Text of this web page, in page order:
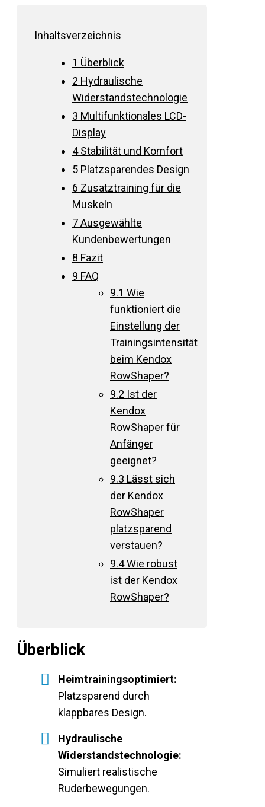
Inhaltsverzeichnis
1 Überblick
2 Hydraulische
Widerstandstechnologie
3 Multifunktionales LCD-
Display
4Stabilität und Komfort
5 Platzsparendes Design
6 Zusatztraining für die
Muskeln
7Ausgewählte
Kundenbewertungen
8 Fazit
9 FAQ
9.1 Wie
funktioniert die
Einstellung der
Trainingsintensität
beim Kendox
RowShaper?
9.2 Ist der
Kendox
RowShaper für
Anfänger
geeignet?
9.3 Lässt sich
der Kendox
RowShaper
platzsparend
verstauen?
9.4Wie robust
ist der Kendox
RowShaper?
Überblick
Heimtrainingsoptimiert:
Platzsparend durch
klappbares Design.
Hydraulische
Widerstandstechnologie:
Simuliert realistische
Ruderbewegungen.